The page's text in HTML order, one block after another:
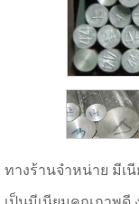
ทางร้านจำหน่าย มีเ